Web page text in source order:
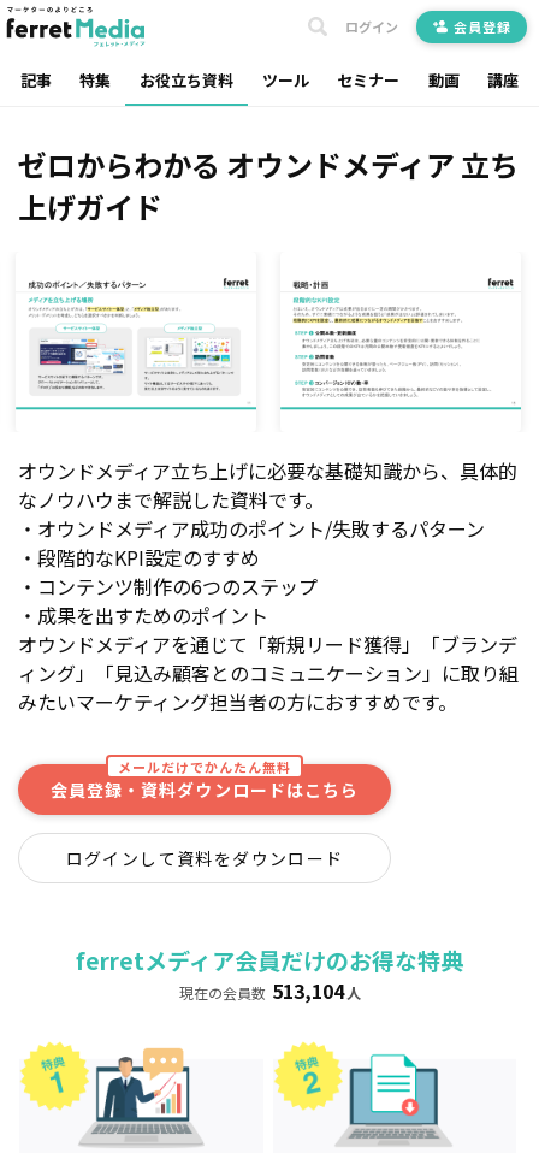
記事 特集 お役立ち資料 ツール セミナー 動画 講座
ログイン 会員登録
ゼロからわかる オウンドメディア 立ち
上げガイド
オウンドメディア立ち上げに必要な基礎知識から、具体的
なノウハウまで解説した資料です。
・オウンドメディア成功のポイント/失敗するパターン
・段階的なKPI設定のすすめ
・コンテンツ制作の6つのステップ
・成果を出すためのポイント
オウンドメディアを通じて「新規リード獲得」「ブランデ
ィング」「見込み顧客とのコミュニケーション」に取り組
みたいマーケティング担当者の方におすすめです。
メールだけでかんたん無料
会員登録・資料ダウンロードはこちら
ログインして資料をダウンロード
ferretメディア会員だけのお得な特典
現在の会員数 513,104 人